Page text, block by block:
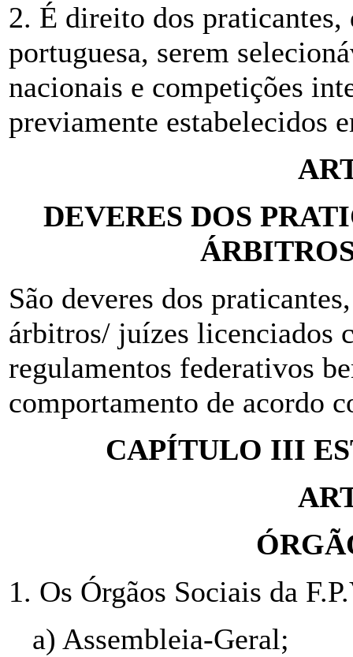
2. É direito dos praticantes,
portuguesa, serem
nacionais e competições
previamente estabelecidos
DEVERES DOS
São deveres dos
árbitros/ juízes licenciados
regulamentos federativos
comportamento de acordo
CAPÍTULO III
1. Os Órgãos Sociais da
a) Assembleia-Geral;